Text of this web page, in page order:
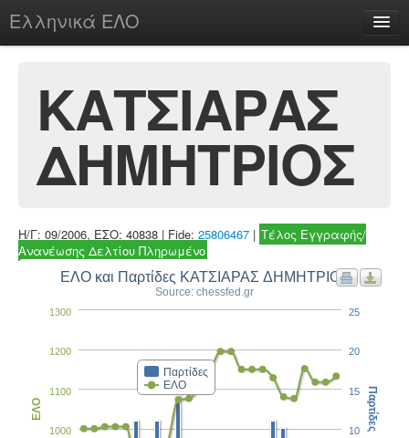
Ελληνικά ΕΛΟ
chesstu.be @ discord
Login
ΚΑΤΣΙΑΡΑΣ
ΔΗΜΗΤΡΙΟΣ
Η/Γ: 09/2006, ΕΣΟ: 40838 | Fide: 25806467 | Τέλος Εγγραφής/
Ανανέωσης Δελτίου Πληρωμένο
ΕΛΟ και Παρτίδες ΚΑΤΣΙΑΡΑΣ ΔΗΜΗΤΡΙΟΣ
Source: chessfed.gr
Παρτίδες
ΕΛΟ
1000
1100
1200
1300
ΕΛΟ
10
15
20
25
Παρτίδες